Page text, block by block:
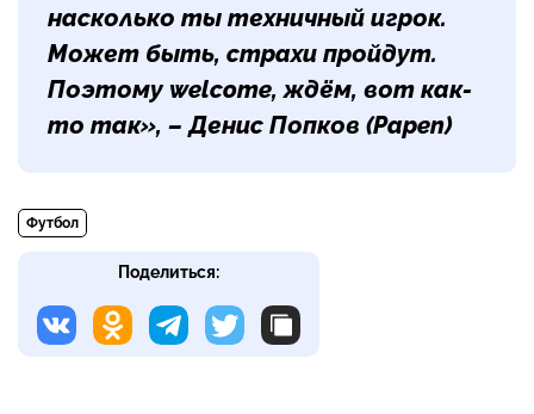
насколько ты техничный игрок.
Может быть, страхи пройдут.
Поэтому welcome, ждём, вот как-
то так», – Денис Попков (Papen)
Футбол
Поделиться: